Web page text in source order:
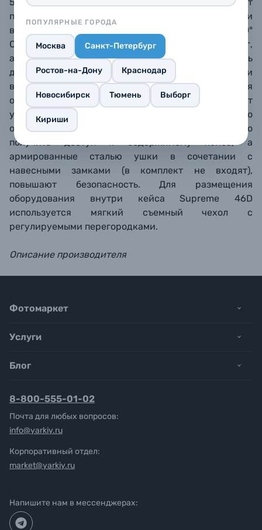
ПОПУЛЯРНЫЕ ГОРОДА
Москва Санкт-Петербург
Ростов-на-Дону Краснодар
Новосибирск Тюмень Выборг
Кириши
перевозить их в багажной отделении самолета, они
выдерживают большой перепад температур (от -40°
C до +95° C) и внешнюю нагрузку до 120 кг,
автоматический клапан позволяет выравнивать
давление при резкой смене температуры или
высоты. Нескользящие резиновые ножки, и прочная
обрезиненная ручка для переноски обеспечивают
удобство эксплуатации. Широкие, легко
открывающиеся защелки позволяют быстро
получить доступ к содержимому кейса, а
армированные сталью ушки в сочетании с
навесными замками (в комплект не входят),
повышают безопасность. Для размещения
оборудования внутри кейса Supreme 46D
используется мягкий съемный чехол с
регулируемыми перегородками.
Описание производителя
Фотомаркет
Услуги
Блог
8-800-555-01-02
Почта для любых вопросов:
info@yarkiy.ru
Корпоративный отдел:
market@yarkiy.ru
Напишите нам в мессенджерах: